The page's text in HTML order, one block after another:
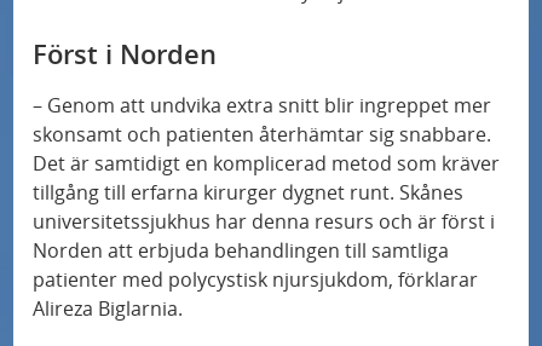
Nytt blodprov upptäcker Alzheimers sjukdom
lika exakt som dyra och komplicerade
metoder
Miljonanslag till Parkinsonforskare på Skånes
universitetssjukhus – hoppas på genombrott
Fler och säkrare hjärttransplantationer kan bli
möjliga med ny metod
Först i Norden
– Genom att undvika extra snitt blir ingreppet mer
skonsamt och patienten återhämtar sig snabbare.
Det är samtidigt en komplicerad metod som kräver
tillgång till erfarna kirurger dygnet runt. Skånes
universitetssjukhus har denna resurs och är först i
Norden att erbjuda behandlingen till samtliga
patienter med polycystisk njursjukdom, förklarar
Alireza Biglarnia.